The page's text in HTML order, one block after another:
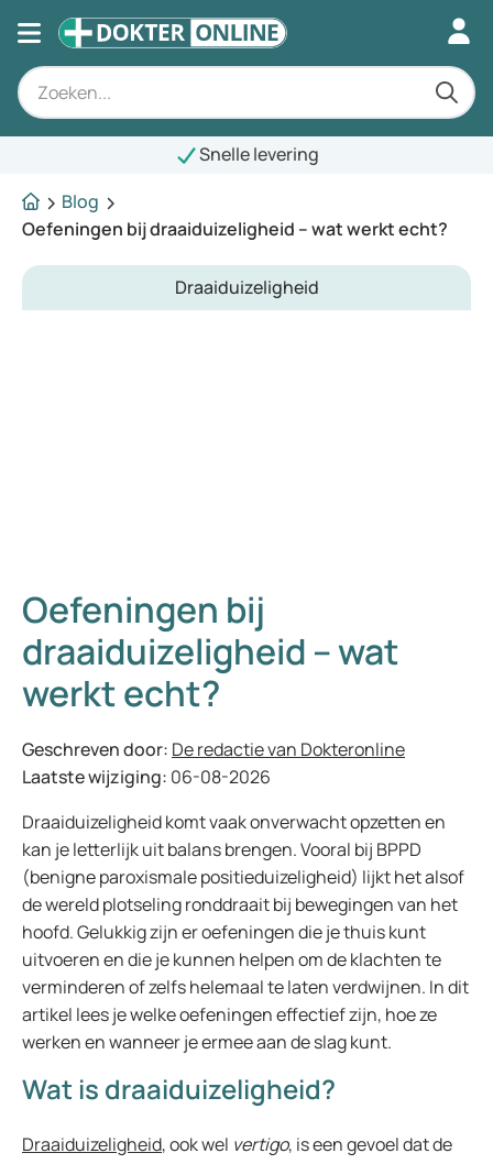
Snelle levering
Blog
Oefeningen bij draaiduizeligheid – wat werkt echt?
Draaiduizeligheid
Oefeningen bij
draaiduizeligheid – wat
werkt echt?
Geschreven door: De redactie van Dokteronline
Laatste wijziging: 06-08-2026
Draaiduizeligheid komt vaak onverwacht opzetten en
kan je letterlijk uit balans brengen. Vooral bij BPPD
(benigne paroxismale positieduizeligheid) lijkt het alsof
de wereld plotseling ronddraait bij bewegingen van het
hoofd. Gelukkig zijn er oefeningen die je thuis kunt
uitvoeren en die je kunnen helpen om de klachten te
verminderen of zelfs helemaal te laten verdwijnen. In dit
artikel lees je welke oefeningen effectief zijn, hoe ze
werken en wanneer je ermee aan de slag kunt.
Wat is draaiduizeligheid?
Draaiduizeligheid, ook wel vertigo, is een gevoel dat de